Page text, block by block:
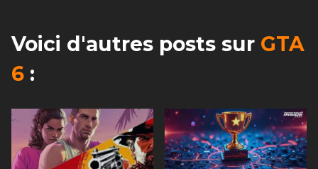
Voici d'autres posts sur GTA
6 :